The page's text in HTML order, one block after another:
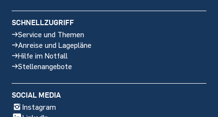
SCHNELLZUGRIFF
Service und Themen
Anreise und Lagepläne
Hilfe im Notfall
Stellenangebote
SOCIAL MEDIA
Instagram